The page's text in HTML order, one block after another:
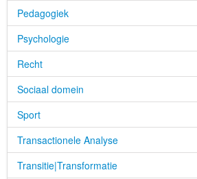
Pedagogiek
Psychologie
Recht
Sociaal domein
Sport
Transactionele Analyse
Transitie|Transformatie